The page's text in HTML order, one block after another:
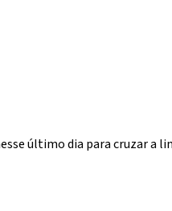
último dia para cruzar a